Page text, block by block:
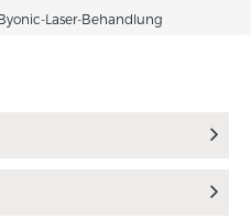
Laser-Behandlung